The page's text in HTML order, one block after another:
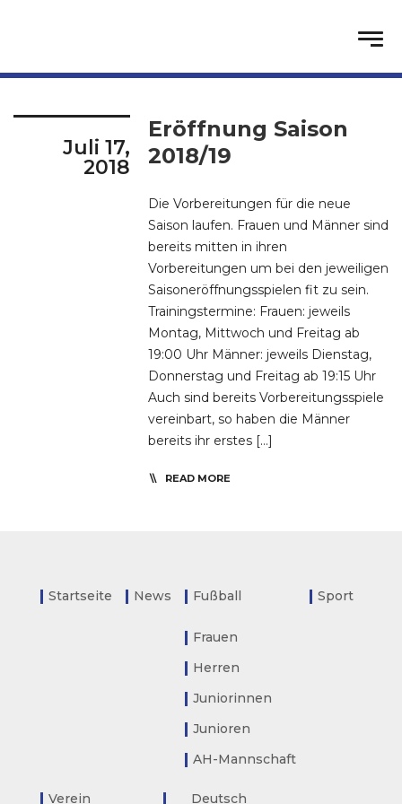
Juli 17,
2018
Eröffnung Saison
2018/19
Die Vorbereitungen für die neue
Saison laufen. Frauen und Männer sind
bereits mitten in ihren
Vorbereitungen um bei den jeweiligen
Saisoneröffnungsspielen fit zu sein.
Trainingstermine: Frauen: jeweils
Montag, Mittwoch und Freitag ab
19:00 Uhr Männer: jeweils Dienstag,
Donnerstag und Freitag ab 19:15 Uhr
Auch sind bereits Vorbereitungsspiele
vereinbart, so haben die Männer
bereits ihr erstes […]
READ MORE
Startseite News Fußball
Frauen
Herren
Juniorinnen
Junioren
AH-Mannschaft
Sport
Verein Deutsch